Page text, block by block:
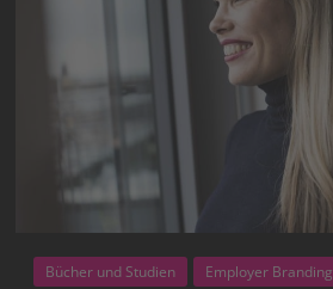
Bücher und Studien Employer Branding